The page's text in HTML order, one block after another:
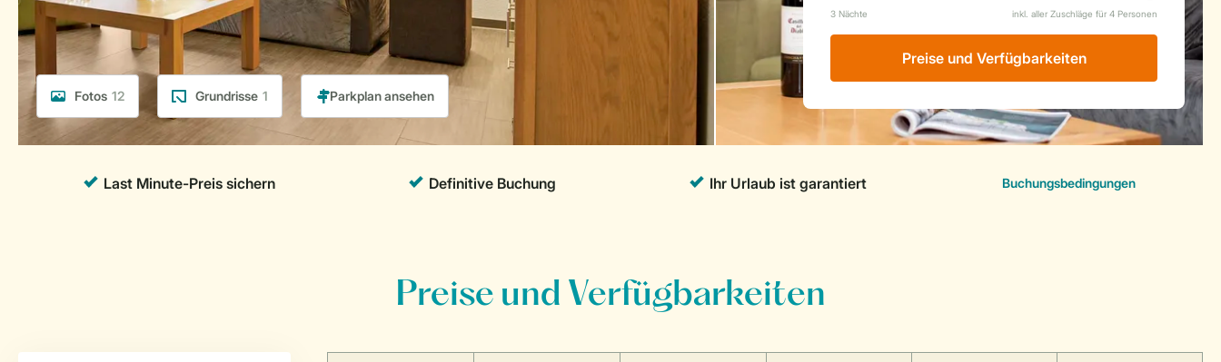
Fotos 12 Grundrisse 1
Preise und Verfügbarkeiten
Preise und Verfügbarkeiten